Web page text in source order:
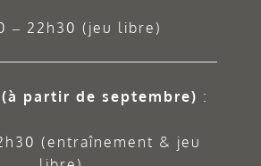
– 22h30 (jeu libre)
partir de septembre) :
(entraînement & jeu